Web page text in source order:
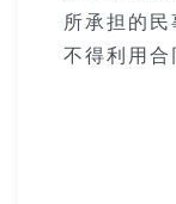
所承担的
不得利用合